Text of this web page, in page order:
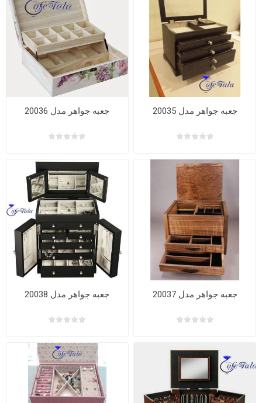
جعبه جواهر مدل 20035 جعبه جواهر مدل 20036
جعبه جواهر مدل 20037 جعبه جواهر مدل 20038